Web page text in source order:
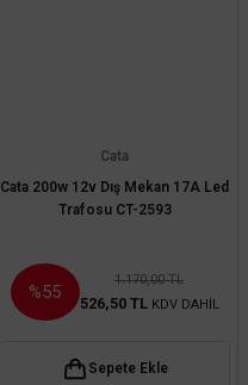
Cata
Cata 200w 12v Dış Mekan 17A Led
Trafosu CT-2593
%55
1.170,00 TL
526,50 TL KDV DAHİL
Sepete Ekle